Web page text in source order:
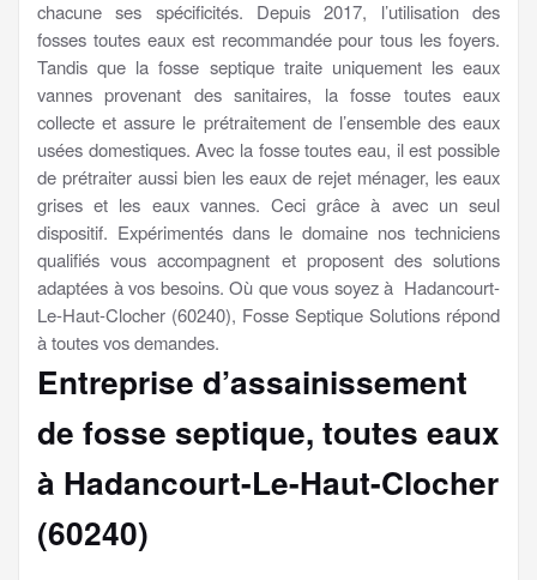
chacune ses spécificités. Depuis 2017, l’utilisation des
fosses toutes eaux est recommandée pour tous les foyers.
Tandis que la fosse septique traite uniquement les eaux
vannes provenant des sanitaires, la fosse toutes eaux
collecte et assure le prétraitement de l’ensemble des eaux
usées domestiques. Avec la fosse toutes eau, il est possible
de prétraiter aussi bien les eaux de rejet ménager, les eaux
grises et les eaux vannes. Ceci grâce à avec un seul
dispositif. Expérimentés dans le domaine nos techniciens
qualifiés vous accompagnent et proposent des solutions
adaptées à vos besoins. Où que vous soyez à Hadancourt-
Le-Haut-Clocher (60240), Fosse Septique Solutions répond
à toutes vos demandes.
Entreprise d’assainissement
de fosse septique, toutes eaux
à Hadancourt-Le-Haut-Clocher
(60240)